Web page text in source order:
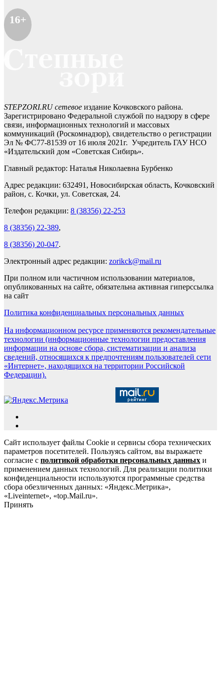
16+
STEPZORI.RU сетевое издание Кочковского района.
Зарегистрировано Федеральной службой по надзору в сфере
связи, информационных технологий и массовых
коммуникаций (Роскомнадзор), свидетельство о регистрации
Эл № ФС77-81539 от 16 июля 2021г. Учредитель ГАУ НСО
«Издательский дом «Советская Сибирь».
Главный редактор: Наталья Николаевна Бурбенко
Адрес редакции: 632491, Новосибирская область, Кочковский
район, с. Кочки, ул. Советская, 24.
Телефон редакции: 8 (38356) 22-253
8 (38356) 22-389,
8 (38356) 20-047.
Электронный адрес редакции: zorikck@mail.ru
При полном или частичном использовании материалов,
опубликованных на сайте, обязательна активная гиперссылка
на сайт
Политика конфиденциальных персональных данных
На информационном ресурсе применяются рекомендательные
технологии (информационные технологии предоставления
информации на основе сбора, систематизации и анализа
сведений, относящихся к предпочтениям пользователей сети
«Интернет», находящихся на территории Российской
Федерации).
Сайт использует файлы Cookie и сервисы сбора технических
параметров посетителей. Пользуясь сайтом, вы выражаете
согласие с политикой обработки персональных данных и
применением данных технологий. Для реализации политики
конфиденциальности используются программные средства
сбора обезличенных данных: «Яндекс.Метрика»,
«Liveinternet», «top.Mail.ru».
Принять